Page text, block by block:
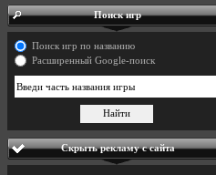
Поиск игр
Поиск игр по названию
Расширенный Google-поиск
Скрыть рекламу с сайта